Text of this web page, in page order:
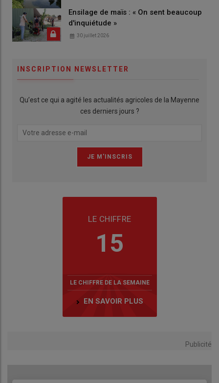
Ensilage de maïs : « On sent beaucoup
d'inquiétude »
30 juillet 2026
INSCRIPTION NEWSLETTER
Qu’est ce qui a agité les actualités agricoles de la Mayenne
ces derniers jours ?
LE CHIFFRE
15
LE CHIFFRE DE LA SEMAINE
EN SAVOIR PLUS
Publicité